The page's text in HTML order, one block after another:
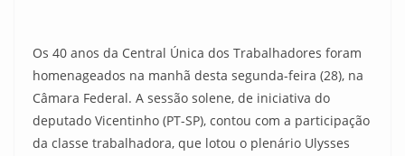
Os 40 anos da Central Única dos Trabalhadores foram
homenageados na manhã desta segunda-feira (28), na
Câmara Federal. A sessão solene, de iniciativa do
deputado Vicentinho (PT-SP), contou com a participação
da classe trabalhadora, que lotou o plenário Ulysses